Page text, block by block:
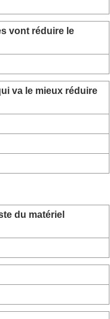
vont réduire le
va le mieux réduire
du matériel